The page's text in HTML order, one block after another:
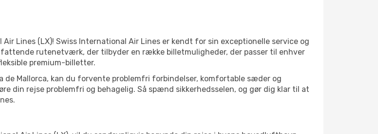
Lines (LX)! Swiss International Air Lines er kendt for sin exceptionelle service og
rutenetværk, der tilbyder en række billetmuligheder, der passer til enhver
premium-billetter.
Mallorca, kan du forvente problemfri forbindelser, komfortable sæder og
din rejse problemfri og behagelig. Så spænd sikkerhedsselen, og gør dig klar til at